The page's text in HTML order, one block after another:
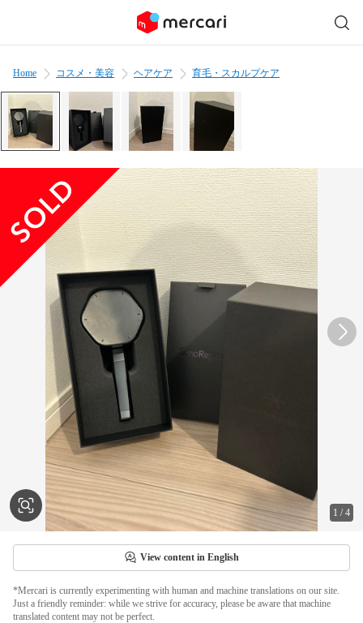
Home コスメ・美容 ヘアケア 育毛・スカルプケア
1 /4
View content in English
*Mercari is currently experimenting with human and machine translations on our site.
Just a friendly reminder: while we strive for accuracy, please be aware that machine
translated content may not be perfect.